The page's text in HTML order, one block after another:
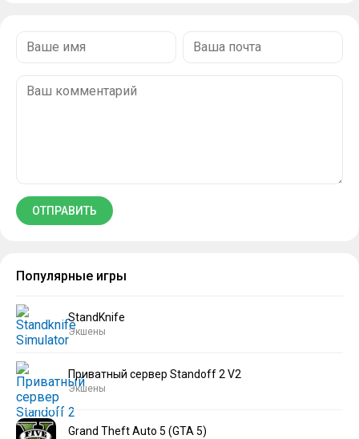
Популярные игры
StandKnife
Экшены
Приватный сервер Standoff 2 V2
Экшены
Grand Theft Auto 5 (GTA 5)